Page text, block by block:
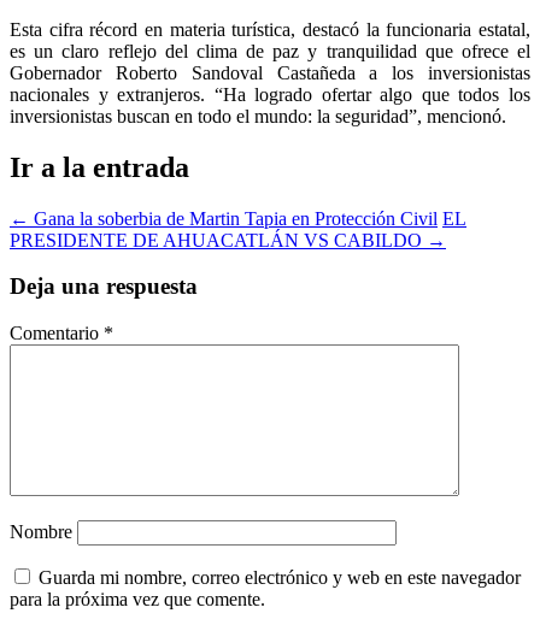
Esta cifra récord en materia turística, destacó la funcionaria estatal,
es un claro reflejo del clima de paz y tranquilidad que ofrece el
Gobernador Roberto Sandoval Castañeda a los inversionistas
nacionales y extranjeros. “Ha logrado ofertar algo que todos los
inversionistas buscan en todo el mundo: la seguridad”, mencionó.
Ir a la entrada
← Gana la soberbia de Martin Tapia en Protección Civil EL
PRESIDENTE DE AHUACATLÁN VS CABILDO →
Deja una respuesta
Comentario *
Nombre
Guarda mi nombre, correo electrónico y web en este navegador
para la próxima vez que comente.